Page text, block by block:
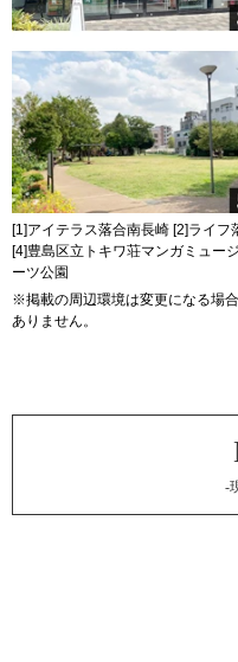
[1]アイテラス落合南長崎 [2]ライ
[4]豊島区立トキワ荘マンガミュー
ーツ公園
※掲載の周辺環境は変更になる場
ありません。
-